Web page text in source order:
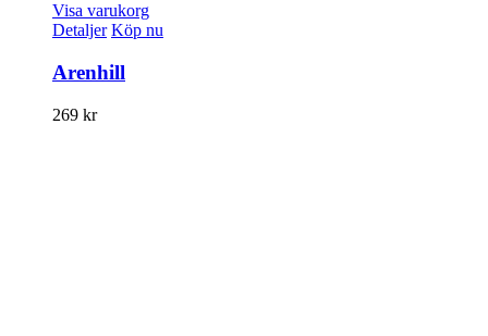
Visa varukorg
Detaljer Köp nu
Arenhill
269 kr